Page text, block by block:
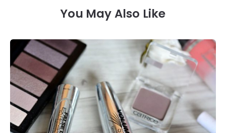
You May Also Like